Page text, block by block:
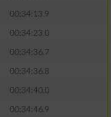
00:34:13.9
00:34:23.0
00:34:36.7
00:34:36.8
00:34:40.0
00:34:46.9